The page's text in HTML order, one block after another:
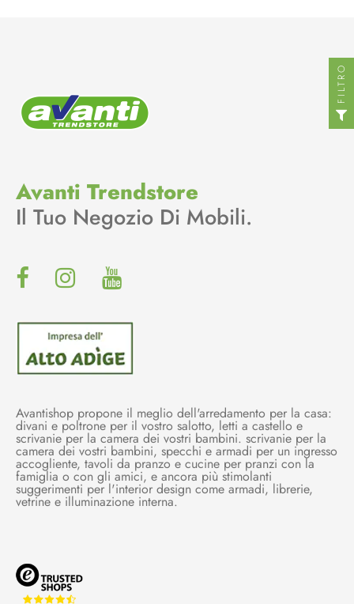
Avanti Trendstore
Il Tuo Negozio Di Mobili.
Avantishop propone il meglio dell'arredamento per la casa:
divani e poltrone per il vostro salotto, letti a castello e
scrivanie per la camera dei vostri bambini. scrivanie per la
camera dei vostri bambini, specchi e armadi per un ingresso
accogliente, tavoli da pranzo e cucine per pranzi con la
famiglia o con gli amici, e ancora più stimolanti
suggerimenti per l'interior design come armadi, librerie,
vetrine e illuminazione interna.
FILTRO